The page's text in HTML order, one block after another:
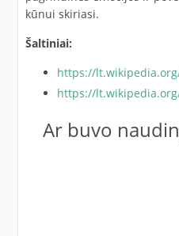
kūnui skiriasi.
Šaltiniai:
https://
https://
Ar buvo